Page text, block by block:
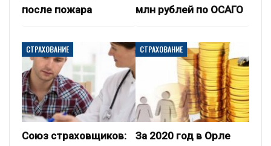
после пожара
млн рублей по ОСАГО
СТРАХОВАНИЕ
Союз страховщиков:
СТРАХОВАНИЕ
За 2020 год в Орле